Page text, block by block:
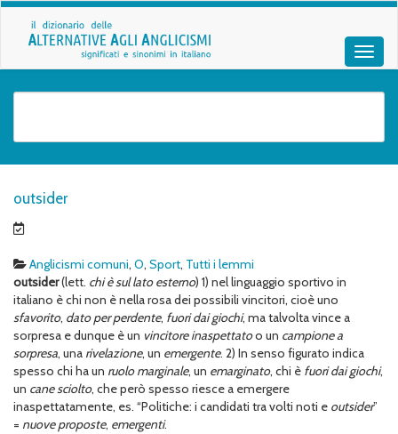
outsider
Anglicismi comuni, O, Sport, Tutti i lemmi
outsider(lett. chi è sul lato esterno) 1) nel linguaggio sportivo in
italiano è chi non è nella rosa dei possibili vincitori, cioè uno
sfavorito, dato per perdente, fuori dai giochi, ma talvolta vince a
sorpresa e dunque è un vincitore inaspettatoo un campione a
sorpresa, una rivelazione, un emergente. 2) In senso figurato indica
spesso chi ha un ruolo marginale, un emarginato, chi è fuori dai giochi,
un cane sciolto, che però spesso riesce a emergere
inaspettatamente, es. “Politiche: i candidati tra volti noti e outsider”
= nuove proposte, emergenti.